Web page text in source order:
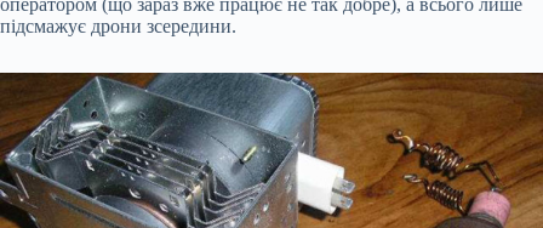
оператором (що зараз вже працює не так добре), а всього лише
підсмажує дрони зсередини.